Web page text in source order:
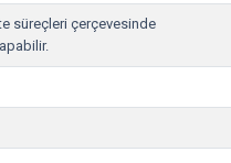
süreçleri çerçevesinde